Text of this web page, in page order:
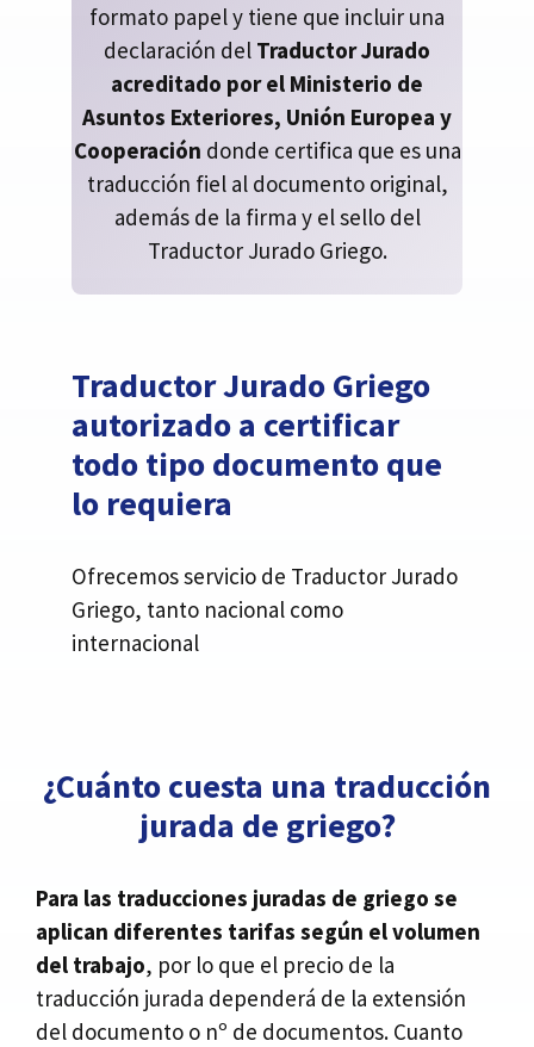
formato papel y tiene que incluir una
declaración del Traductor Jurado
acreditado por el Ministerio de
Asuntos Exteriores, Unión Europea y
Cooperación donde certifica que es una
traducción fiel al documento original,
además de la firma y el sello del
Traductor Jurado Griego.
Traductor Jurado Griego
autorizado a certificar
todo tipo documento que
lo requiera
Ofrecemos servicio de Traductor Jurado
Griego, tanto nacional como
internacional
¿Cuánto cuesta una traducción
jurada de griego?
Para las traducciones juradas de griego se
aplican diferentes tarifas según el volumen
del trabajo, por lo que el precio de la
traducción jurada dependerá de la extensión
del documento o nº de documentos. Cuanto